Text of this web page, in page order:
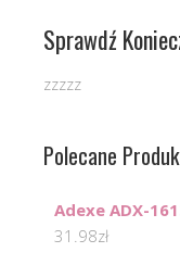
Sprawdź
zzzzz
Polecane
Adexe ADX-
31.98zł